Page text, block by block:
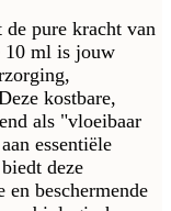
de pure kracht van
10 ml is jouw
kostbare,
als "vloeibaar
essentiële
deze
en beschermende